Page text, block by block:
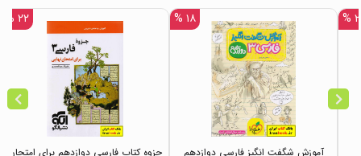
% ۱۸ %
آموزش شگفت انگیز فارسی دوازدهم
۲۲ %
جزوه کتاب فارسی دوازدهم برای امتحان